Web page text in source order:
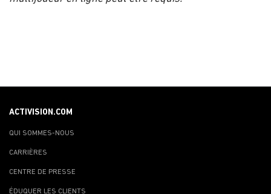
ACTIVISION.COM
QUI SOMMES-NOUS
CARRIÈRES
CENTRE DE PRESSE
ÉDUQUER LES CLIENTS